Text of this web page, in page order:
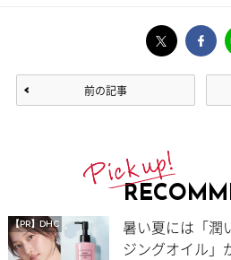
前の記事
【PR】DHC
暑い夏には「潤
ジングオイル」